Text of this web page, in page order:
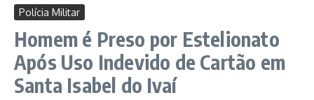
Polícia Militar
Homem é Preso por Estelionato
Após Uso Indevido de Cartão em
Santa Isabel do Ivaí